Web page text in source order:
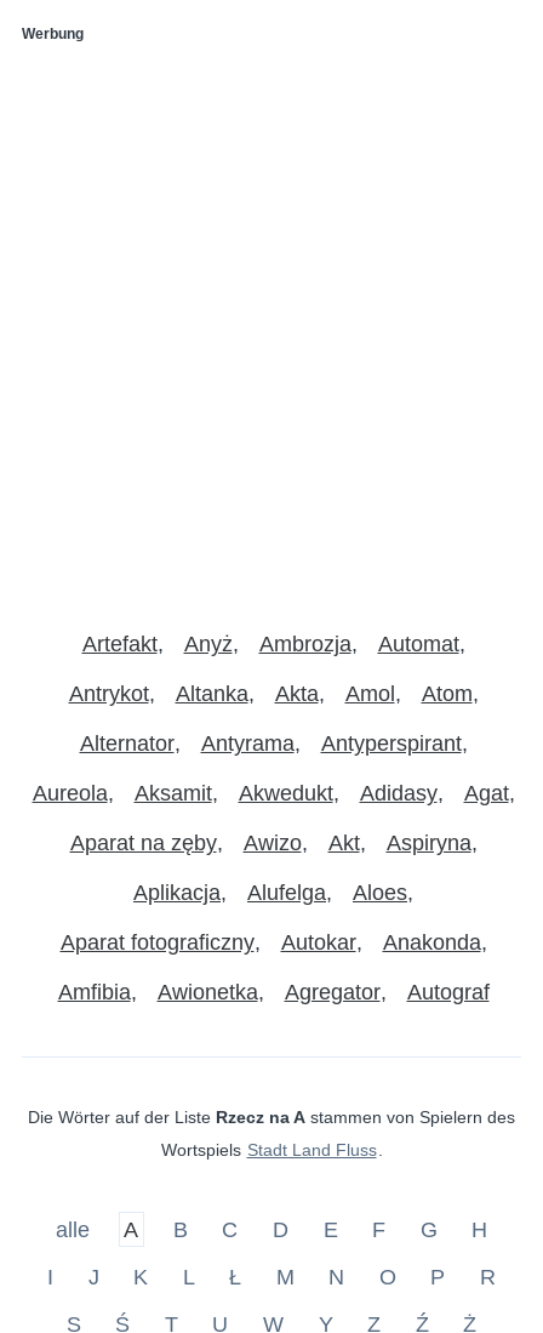
Werbung
Artefakt Anyż Ambrozja Automat
Antrykot Altanka Akta Amol Atom
Alternator Antyrama Antyperspirant
Aureola Aksamit Akwedukt Adidasy Agat
Aparat na zęby Awizo Akt Aspiryna
Aplikacja Alufelga Aloes
Aparat fotograficzny Autokar Anakonda
Amfibia Awionetka Agregator Autograf
Die Wörter auf der Liste Rzecz na A stammen von Spielern des
Wortspiels Stadt Land Fluss
alle A B C D E F G
H
I
J K L Ł M N O P
R
S
Ś T U W Y Z Ź Ż